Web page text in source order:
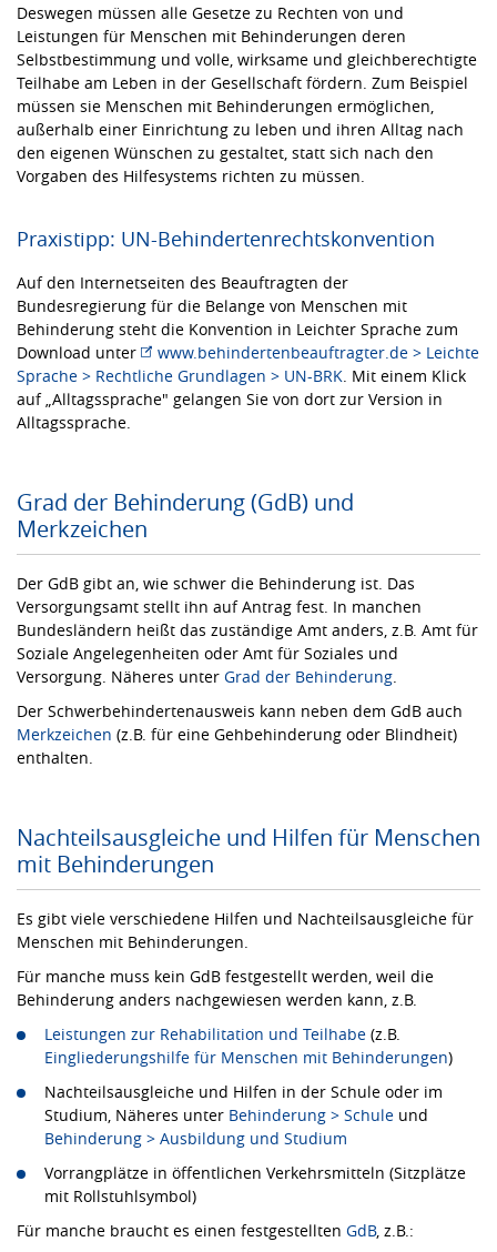
Deswegen müssen alle Gesetze zu Rechten von und
Leistungen für Menschen mit Behinderungen deren
Selbstbestimmung und volle, wirksame und gleichberechtigte
Teilhabe am Leben in der Gesellschaft fördern. Zum Beispiel
müssen sie Menschen mit Behinderungen ermöglichen,
außerhalb einer Einrichtung zu leben und ihren Alltag nach
den eigenen Wünschen zu gestaltet, statt sich nach den
Vorgaben des Hilfesystems richten zu müssen.
Praxistipp: UN-Behindertenrechtskonvention
Auf den Internetseiten des Beauftragten der
Bundesregierung für die Belange von Menschen mit
Behinderung steht die Konvention in Leichter Sprache zum
Download unter
www.behindertenbeauftragter.de > Leichte
Sprache > Rechtliche Grundlagen > UN-BRK . Mit einem Klick
auf „Alltagssprache" gelangen Sie von dort zur Version in
Alltagssprache.
Grad der Behinderung (GdB) und
Merkzeichen
Der GdB gibt an, wie schwer die Behinderung ist. Das
Versorgungsamt stellt ihn auf Antrag fest. In manchen
Bundesländern heißt das zuständige Amt anders, z.B. Amt für
Soziale Angelegenheiten oder Amt für Soziales und
Versorgung. Näheres unter Grad der Behinderung
Der Schwerbehindertenausweis kann neben dem GdB auch
Merkzeichen (z.B. für eine Gehbehinderung oder Blindheit)
enthalten.
Nachteilsausgleiche und Hilfen für Menschen
mit Behinderungen
Es gibt viele verschiedene Hilfen und Nachteilsausgleiche für
Menschen mit Behinderungen.
Für manche muss kein GdB festgestellt werden, weil die
Behinderung anders nachgewiesen werden kann, z.B.
Leistungen zur Rehabilitation und Teilhabe (z.B.
Eingliederungshilfe für Menschen mit Behinderungen)
Nachteilsausgleiche und Hilfen in der Schule oder im
Studium, Näheres unter Behinderung > Schule und
Behinderung > Ausbildung und Studium
Vorrangplätze in öffentlichen Verkehrsmitteln (Sitzplätze
mit Rollstuhlsymbol)
Für manche braucht es einen festgestellten GdB, z.B.: